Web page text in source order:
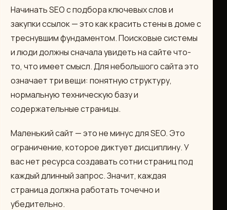
Начинать SEO с подбора ключевых слов и
закупки ссылок — это как красить стены в доме с
треснувшим фундаментом. Поисковые системы
и люди должны сначала увидеть на сайте что-
то, что имеет смысл. Для небольшого сайта это
означает три вещи: понятную структуру,
нормальную техническую базу и
содержательные страницы.
Маленький сайт — это не минус для SEO. Это
ограничение, которое диктует дисциплину. У
вас нет ресурса создавать сотни страниц под
каждый длинный запрос. Значит, каждая
страница должна работать точечно и
убедительно.